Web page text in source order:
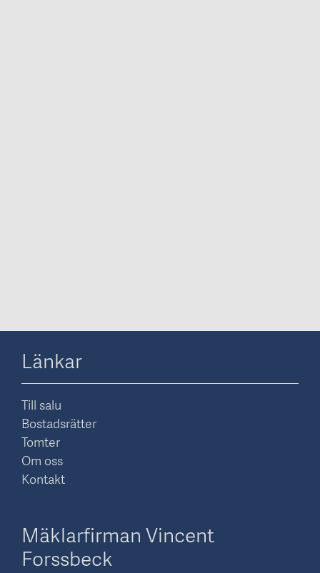
Länkar
Till salu
Bostadsrätter
Tomter
Om oss
Kontakt
Mäklarfirman Vincent
Forssbeck